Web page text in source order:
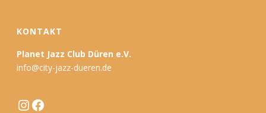
KONTAKT
Planet Jazz Club Düren e.V.
info@city-jazz-dueren.de
Instagram
Facebook